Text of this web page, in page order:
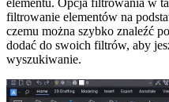
elementu. Opcja filtrowania w
filtrowanie elementów na
czemu można szybko znaleźć
dodać do swoich filtrów, aby
wyszukiwanie.